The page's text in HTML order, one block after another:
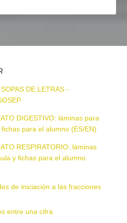
DE LETRAS -
DIGESTIVO: láminas para
para el alumno (ES/EN)
RESPIRATORIO: láminas
y fichas para el alumno
de iniciación a las fracciones
entre una cifra